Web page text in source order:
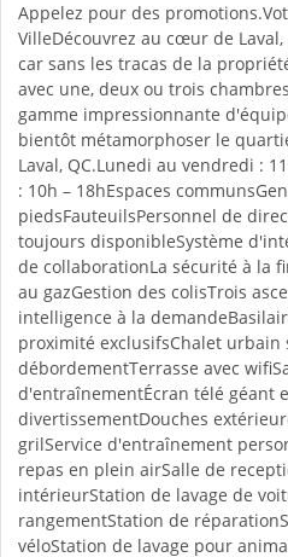
Appelez pour des
VilleDécouvrez au cœur de
car sans les tracas de la
avec une, deux ou trois
gamme impressionnante
bientôt métamorphoser le
Laval, QC.Lunedi au vendredi :
: 10h – 18hEspaces
piedsFauteuilsPersonnel de
toujours disponibleSystème
de collaborationLa sécurité à la
au gazGestion des colisTrois
intelligence à la
proximité exclusifsChalet urbain
débordementTerrasse avec
d'entraînementÉcran télé géant
divertissementDouches
grilService d'entraînement
repas en plein airSalle de
intérieurStation de lavage de
rangementStation de
véloStation de lavage pour